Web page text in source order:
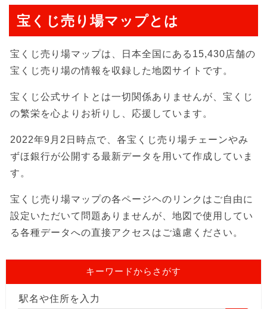
宝くじ売り場マップとは
宝くじ売り場マップは、日本全国にある15,430店舗の
宝くじ売り場の情報を収録した地図サイトです。
宝くじ公式サイトとは一切関係ありませんが、宝くじ
の繁栄を心よりお祈りし、応援しています。
2022年9月2日時点で、各宝くじ売り場チェーンやみ
ずほ銀行が公開する最新データを用いて作成していま
す。
宝くじ売り場マップの各ページヘのリンクはご自由に
設定いただいて問題ありませんが、地図で使用してい
る各種データへの直接アクセスはご遠慮ください。
キーワードからさがす
駅名や住所を入力